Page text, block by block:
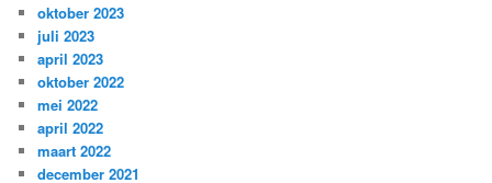
oktober 2023
juli 2023
april 2023
oktober 2022
mei 2022
april 2022
maart 2022
december 2021